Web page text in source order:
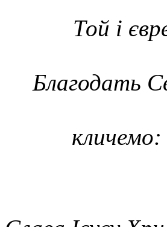
Той і
Благодать
кличемо: